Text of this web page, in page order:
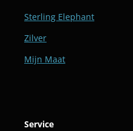
Sterling Elephant
Zilver
Mijn Maat
Service